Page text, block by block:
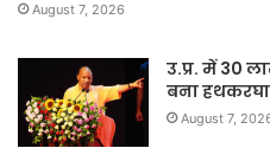
August 7, 2026
उ.प्र. में 30
बना
August 7,